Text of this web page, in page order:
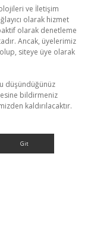
ve İletişim
olarak hizmet
olarak denetleme
Ancak, üyelerimiz
siteye üye olarak
düşündüğünüz
bildirmeniz
kaldırılacaktır.